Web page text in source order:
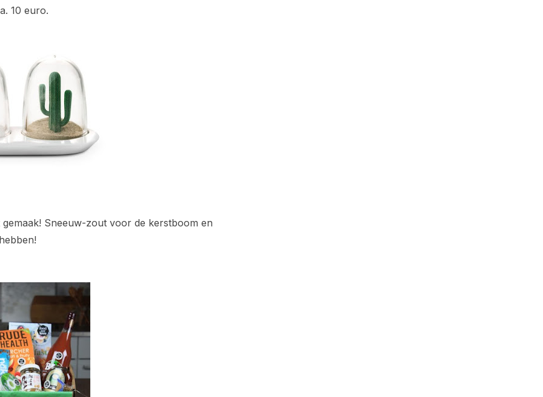
10 euro.
Sneeuw-zout voor de kerstboom en